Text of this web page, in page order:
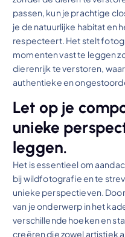
passen, kun je prachtige
je de natuurlijke habitat en
respecteert. Het stelt
momenten vast te leggen
dierenrijk te verstoren,
authentieke en
Let op je
unieke
leggen.
Het is essentieel om
bij wildfotografie en te
unieke perspectieven.
van je onderwerp in het
verschillende hoeken en
creëren die zowel artistiek